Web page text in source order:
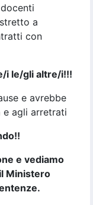
a
con
i le/gli altre/i!!!
e avrebbe
e agli arretrati
e vediamo
Ministero